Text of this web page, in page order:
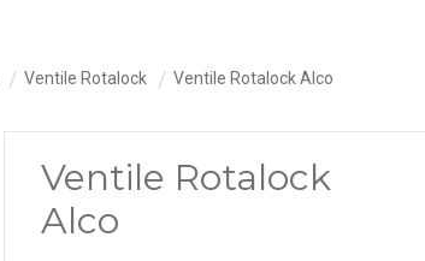
Ventile Rotalock Ventile Rotalock Alco
Ventile Rotalock
Alco